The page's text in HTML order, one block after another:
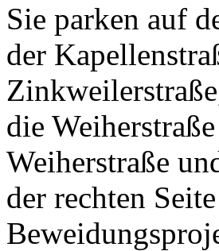
Sie parken auf
der
die
Weiherstraße
der rechten